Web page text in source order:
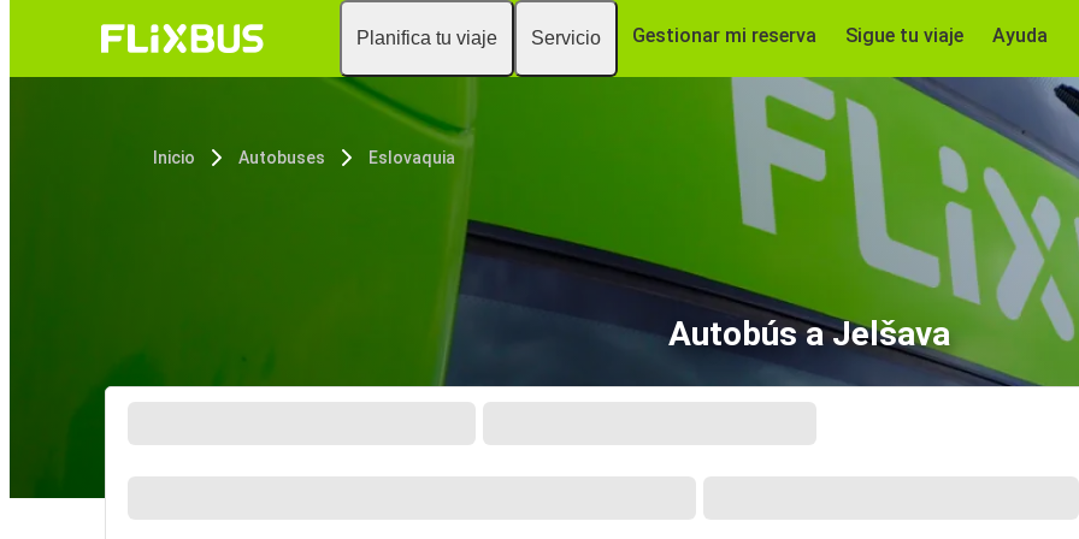
Planifica tu viaje Servicio Gestionar mi reserva Sigue tu viaje Ayuda
Inicio Autobuses Eslovaquia
Autobús a Jelšava